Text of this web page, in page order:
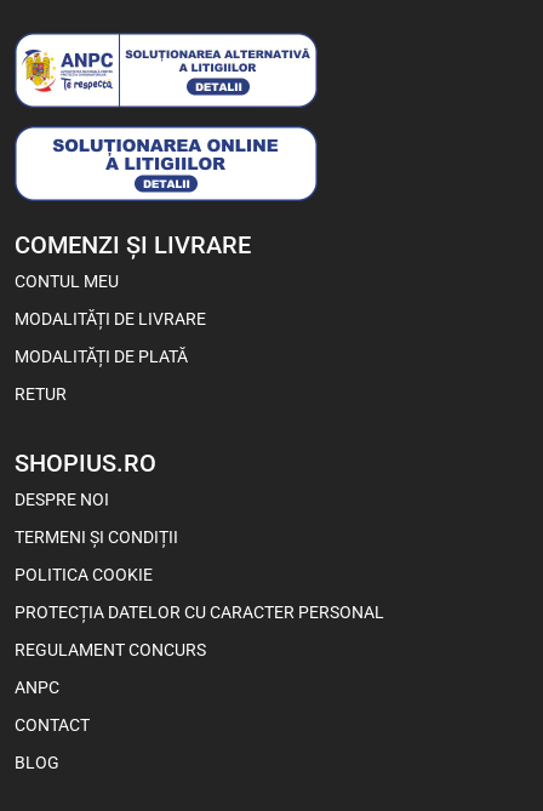
COMENZI ȘI LIVRARE
CONTUL MEU
MODALITĂȚI DE LIVRARE
MODALITĂȚI DE PLATĂ
RETUR
SHOPIUS.RO
DESPRE NOI
TERMENI ȘI CONDIȚII
POLITICA COOKIE
PROTECȚIA DATELOR CU CARACTER PERSONAL
REGULAMENT CONCURS
ANPC
CONTACT
BLOG